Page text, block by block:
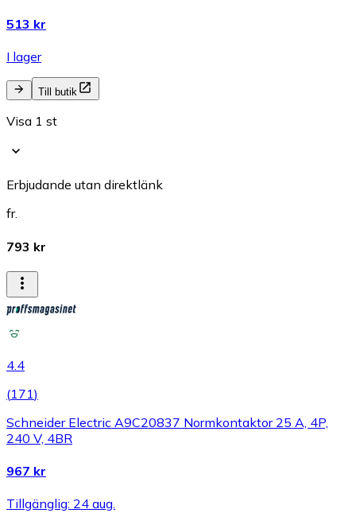
513 kr
I lager
Till butik
Visa 1 st
Erbjudande utan direktlänk
fr.
793 kr
4.4
(171)
Schneider Electric A9C20837 Normkontaktor 25 A, 4P,
240 V, 4BR
967 kr
Tillgänglig: 24 aug.